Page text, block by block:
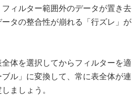
ィルター範囲外のデータが置き去
タの整合性が崩れる「行ズレ」が
体を選択してからフィルターを適
ル」に変換して、常に表全体が連
ましょう。